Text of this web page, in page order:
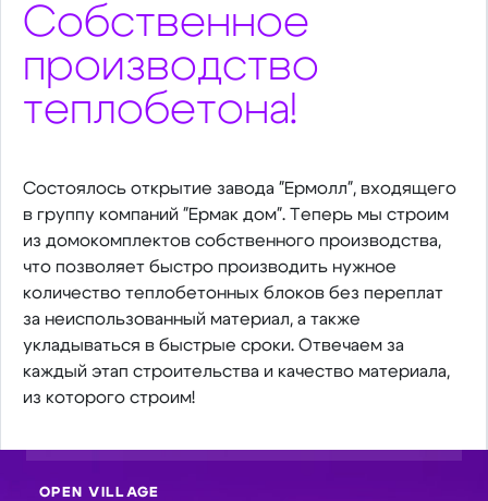
Собственное
производство
теплобетона!
Состоялось открытие завода "Ермолл", входящего
в группу компаний "Ермак дом". Теперь мы строим
из домокомплектов собственного производства,
что позволяет быстро производить нужное
количество теплобетонных блоков без переплат
за неиспользованный материал, а также
укладываться в быстрые сроки. Отвечаем за
каждый этап строительства и качество материала,
из которого строим!
OPEN VILLAGE